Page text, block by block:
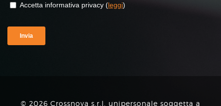
© 2026 Crossnova s.r.l. unipersonale soggetta a